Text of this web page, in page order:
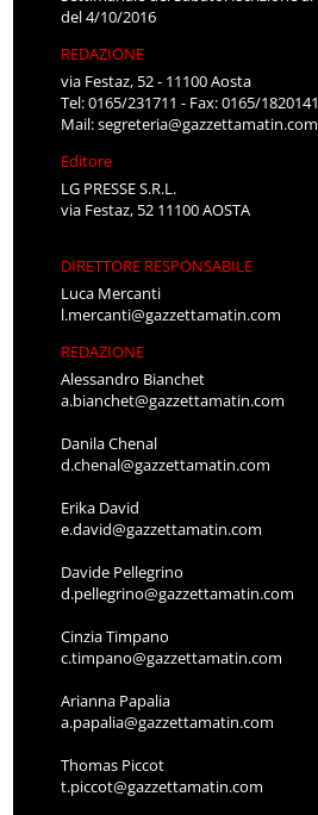
del 4/10/2016
REDAZIONE
via Festaz, 52 - 11100 Aosta
Tel: 0165/231711 - Fax: 0165/1820141
Mail:segreteria@gazzettamatin.com
Editore
LG PRESSE S.R.L.
via Festaz, 52 11100 AOSTA
DIRETTORE RESPONSABILE
Luca Mercanti
l.mercanti@gazzettamatin.com
REDAZIONE
Alessandro Bianchet
a.bianchet@gazzettamatin.com
Danila Chenal
d.chenal@gazzettamatin.com
Erika David
e.david@gazzettamatin.com
Davide Pellegrino
d.pellegrino@gazzettamatin.com
Cinzia Timpano
c.timpano@gazzettamatin.com
Arianna Papalia
a.papalia@gazzettamatin.com
Thomas Piccot
t.piccot@gazzettamatin.com